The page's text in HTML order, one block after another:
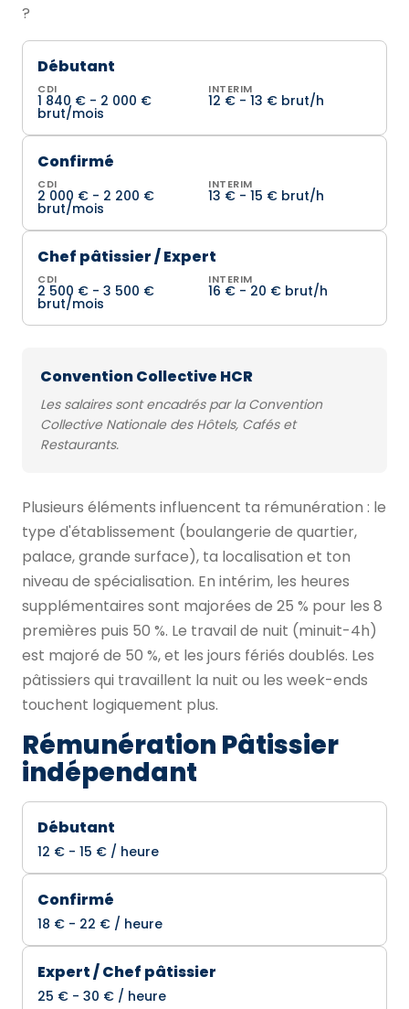
?
Débutant
CDI
1 840 € - 2 000 €
brut/mois
INTERIM
12 € - 13 € brut/h
Confirmé
CDI
2 000 € - 2 200 €
brut/mois
INTERIM
13 € - 15 € brut/h
Chef pâtissier / Expert
CDI
2 500 € - 3 500 €
brut/mois
INTERIM
16 € - 20 € brut/h
Convention Collective HCR
Les salaires sont encadrés par la Convention
Collective Nationale des Hôtels, Cafés et
Restaurants.
Plusieurs éléments influencent ta rémunération : le
type d'établissement (boulangerie de quartier,
palace, grande surface), ta localisation et ton
niveau de spécialisation. En intérim, les heures
supplémentaires sont majorées de 25 % pour les 8
premières puis 50 %. Le travail de nuit (minuit-4h)
est majoré de 50 %, et les jours fériés doublés. Les
pâtissiers qui travaillent la nuit ou les week-ends
touchent logiquement plus.
Rémunération Pâtissier
indépendant
Débutant
12 € - 15 € / heure
Confirmé
18 € - 22 € / heure
Expert / Chef pâtissier
25 € - 30 € / heure